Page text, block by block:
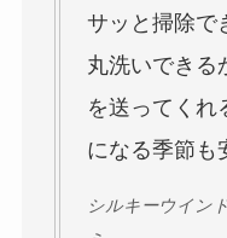
サッと掃除で
丸洗いできる
を送ってくれ
になる季節も
シルキーウイン